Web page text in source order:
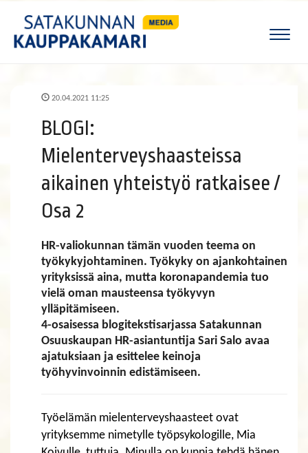
20.04.2021 11:25
BLOGI:
Mielenterveyshaasteissa
aikainen yhteistyö ratkaisee /
Osa 2
HR-valiokunnan tämän vuoden teema on
työkykyjohtaminen. Työkyky on ajankohtainen
yrityksissä aina, mutta koronapandemia tuo
vielä oman mausteensa työkyvyn
ylläpitämiseen.
​​​​​​​4-osaisessa blogitekstisarjassa Satakunnan
Osuuskaupan HR-asiantuntija Sari Salo avaa
ajatuksiaan ja esittelee keinoja
työhyvinvoinnin edistämiseen.
Työelämän mielenterveyshaasteet ovat
yrityksemme nimetylle työpsykologille, Mia